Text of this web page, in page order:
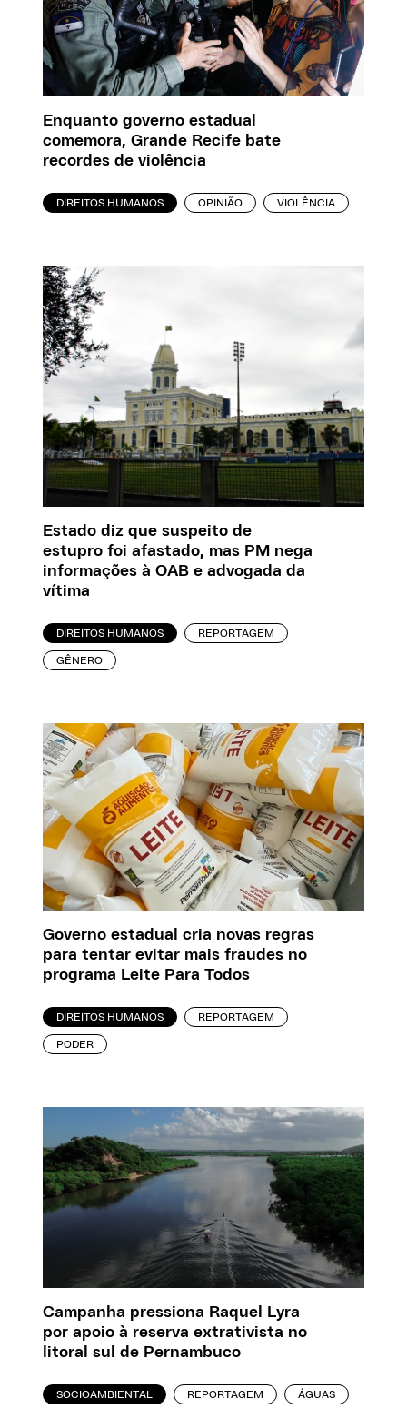
Enquanto governo estadual
comemora, Grande Recife bate
recordes de violência
DIREITOS HUMANOS OPINIÃO VIOLÊNCIA
Estado diz que suspeito de
estupro foi afastado, mas PM nega
informações à OAB e advogada da
vítima
DIREITOS HUMANOS REPORTAGEM
GÊNERO
Governo estadual cria novas regras
para tentar evitar mais fraudes no
programa Leite Para Todos
DIREITOS HUMANOS REPORTAGEM
PODER
Campanha pressiona Raquel Lyra
por apoio à reserva extrativista no
litoral sul de Pernambuco
SOCIOAMBIENTAL REPORTAGEM ÁGUAS